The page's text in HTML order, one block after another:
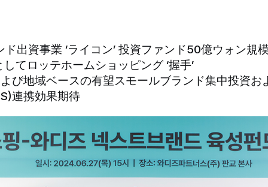
出資事業 ‘ライコン’ 投資ファンド50億ウォン規
てロッテホームショッピング ‘握手’
び地域ベースの有望スモールブランド集中投資お
連携効果期待